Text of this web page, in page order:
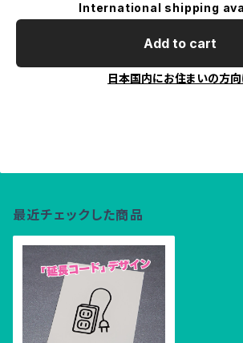
International shipping
Add to cart
日本国内にお住まいの方
最近チェックした商品